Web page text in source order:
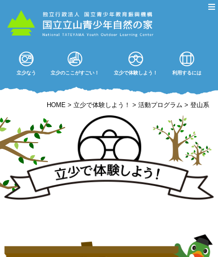
立少なう 立少のここがすごい！ 立少で体験しよう！ 利用するには
HOME > 立少で体験しよう！ >活動プログラム >登山系